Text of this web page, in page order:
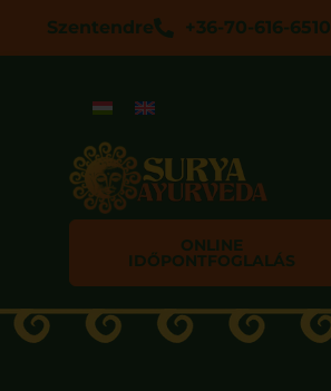
Szentendre +36-70-616-6510
ONLINE
IDŐPONTFOGLALÁS